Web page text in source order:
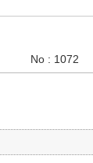
No : 1072